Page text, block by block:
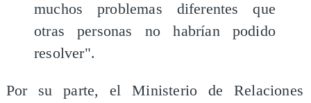
muchos problemas diferentes que
otras personas no habrían podido
resolver".
Por su parte, el Ministerio de Relaciones